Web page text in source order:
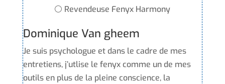
⚪ Revendeuse Fenyx Harmony
Dominique Van gheem
Je suis psychologue et dans le cadre de mes
entretiens, j’utlise le fenyx comme un de mes
outils en plus de la pleine conscience, la